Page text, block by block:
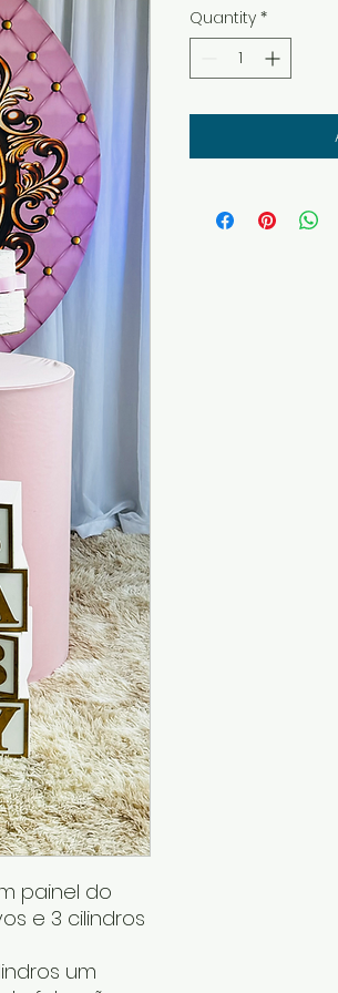
painel do
e 3 cilindros
um
Quantity *